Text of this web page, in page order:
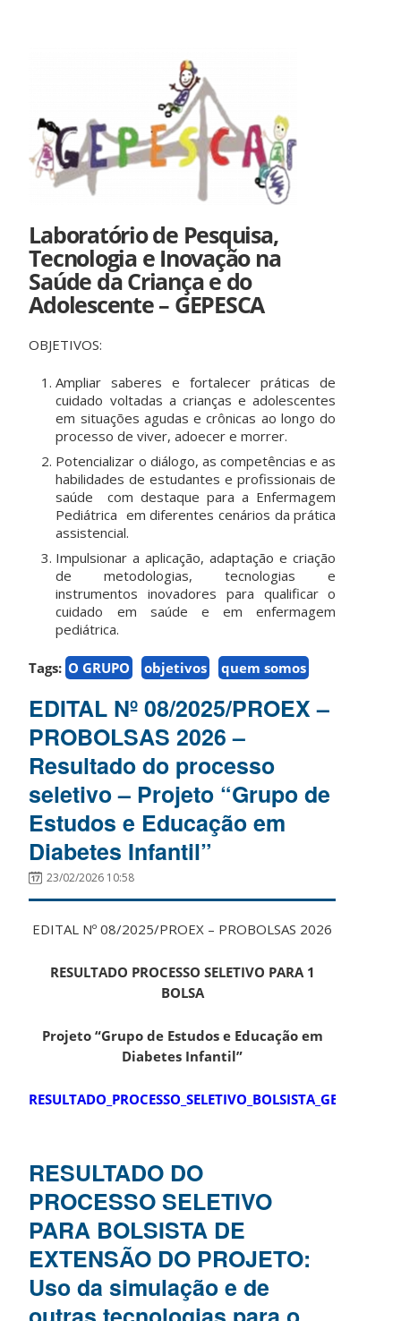
Laboratório de Pesquisa,
Tecnologia e Inovação na
Saúde da Criança e do
Adolescente – GEPESCA
OBJETIVOS:
Ampliar saberes e fortalecer práticas de
cuidado voltadas a crianças e adolescentes
em situações agudas e crônicas ao longo do
processo de viver, adoecer e morrer.
Potencializar o diálogo, as competências e as
habilidades de estudantes e profissionais de
saúde com destaque para a Enfermagem
Pediátrica em diferentes cenários da prática
assistencial.
Impulsionar a aplicação, adaptação e criação
de metodologias, tecnologias e
instrumentos inovadores para qualificar o
cuidado em saúde e em enfermagem
pediátrica.
Tags: O GRUPO objetivos quem somos
EDITAL Nº 08/2025/PROEX –
PROBOLSAS 2026 –
Resultado do processo
seletivo – Projeto “Grupo de
Estudos e Educação em
Diabetes Infantil”
23/02/2026 10:58
EDITAL Nº 08/2025/PROEX – PROBOLSAS 2026
RESULTADO PROCESSO SELETIVO PARA 1
BOLSA
Projeto “Grupo de Estudos e Educação em
Diabetes Infantil”
RESULTADO_PROCESSO_SELETIVO_BOLSISTA_GEEDI
RESULTADO DO
PROCESSO SELETIVO
PARA BOLSISTA DE
EXTENSÃO DO PROJETO:
Uso da simulação e de